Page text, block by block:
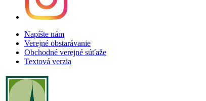
Napíšte nám
Verejné obstarávanie
Obchodné verejné súťaže
Textová verzia